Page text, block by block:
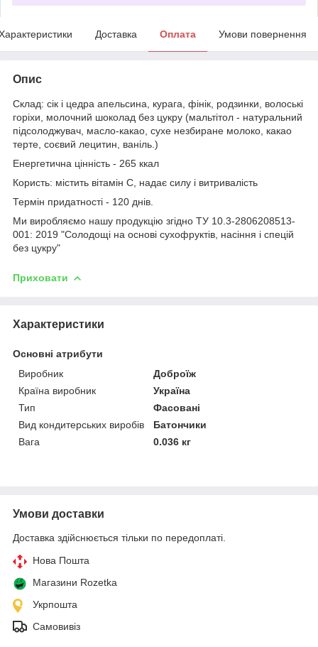
Доставка Оплата Умови повернення
Опис
Склад: сік і цедра апельсина, курага, фінік, родзинки, волоські
горіхи, молочний шоколад без цукру (мальтітол - натуральний
підсолоджувач, масло-какао, сухе незбиране молоко, какао
терте, соєвий лецитин, ваніль.)
Енергетична цінність - 265 ккал
Користь: містить вітамін С, надає силу і витривалість
Термін придатності - 120 днів.
Ми виробляємо нашу продукцію згідно ТУ 10.3-2806208513-
001: 2019 "Солодощі на основі сухофруктів, насіння і спецій
без цукру"
Приховати
Характеристики
Основні атрибути
Виробник
Доброїж
Країна виробник
Україна
Тип
Фасовані
Вид кондитерських виробів
Батончики
Вага
0.036 кг
Умови доставки
Доставка здійснюється тільки по передоплаті.
Нова Пошта
Магазини Rozetka
Укрпошта
Самовивіз